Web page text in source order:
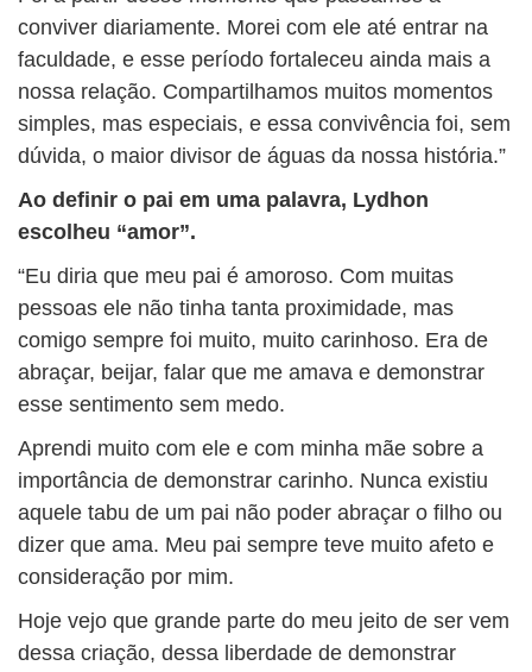
conviver diariamente. Morei com ele até entrar na
faculdade, e esse período fortaleceu ainda mais a
nossa relação. Compartilhamos muitos momentos
simples, mas especiais, e essa convivência foi, sem
dúvida, o maior divisor de águas da nossa história.”
Ao definir o pai em uma palavra, Lydhon
escolheu “amor”.
“Eu diria que meu pai é amoroso. Com muitas
pessoas ele não tinha tanta proximidade, mas
comigo sempre foi muito, muito carinhoso. Era de
abraçar, beijar, falar que me amava e demonstrar
esse sentimento sem medo.
Aprendi muito com ele e com minha mãe sobre a
importância de demonstrar carinho. Nunca existiu
aquele tabu de um pai não poder abraçar o filho ou
dizer que ama. Meu pai sempre teve muito afeto e
consideração por mim.
Hoje vejo que grande parte do meu jeito de ser vem
dessa criação, dessa liberdade de demonstrar